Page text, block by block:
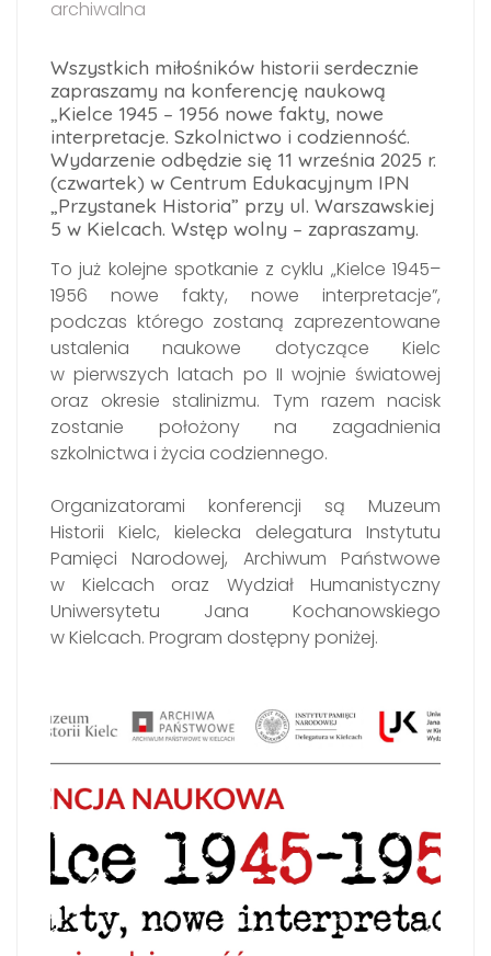
archiwalna
Wszystkich miłośników historii serdecznie
zapraszamy na konferencję naukową
„Kielce 1945 – 1956 nowe fakty, nowe
interpretacje. Szkolnictwo i codzienność.
Wydarzenie odbędzie się 11 września 2025 r.
(czwartek) w Centrum Edukacyjnym IPN
„Przystanek Historia” przy ul. Warszawskiej
5 w Kielcach. Wstęp wolny – zapraszamy.
To już kolejne spotkanie z cyklu „Kielce 1945–
1956 nowe fakty, nowe interpretacje”,
podczas którego zostaną zaprezentowane
ustalenia naukowe dotyczące Kielc
w pierwszych latach po II wojnie światowej
oraz okresie stalinizmu. Tym razem nacisk
zostanie położony na zagadnienia
szkolnictwa i życia codziennego.
Organizatorami konferencji są Muzeum
Historii Kielc, kielecka delegatura Instytutu
Pamięci Narodowej, Archiwum Państwowe
w Kielcach oraz Wydział Humanistyczny
Uniwersytetu Jana Kochanowskiego
w Kielcach. Program dostępny poniżej.